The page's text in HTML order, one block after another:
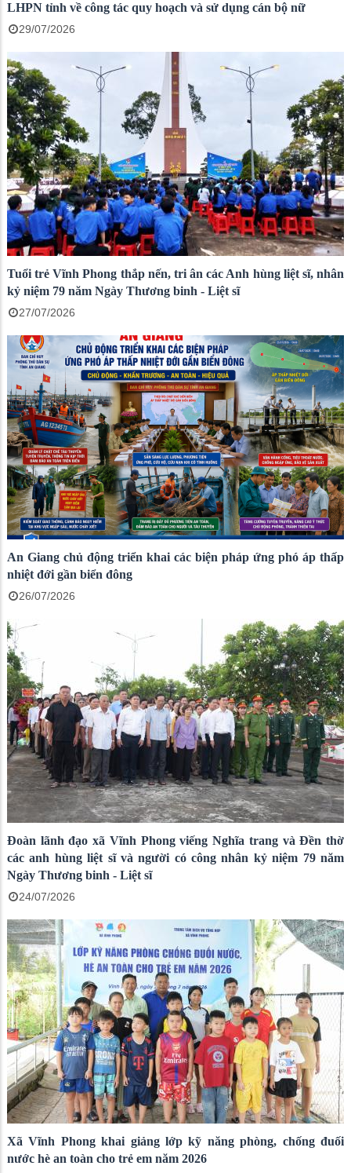
LHPN tỉnh về công tác quy hoạch và sử dụng cán bộ nữ
29/07/2026
Tuổi trẻ Vĩnh Phong thắp nến, tri ân các Anh hùng liệt sĩ, nhân
kỷ niệm 79 năm Ngày Thương binh - Liệt sĩ
27/07/2026
An Giang chủ động triển khai các biện pháp ứng phó áp thấp
nhiệt đới gần biển đông
26/07/2026
Đoàn lãnh đạo xã Vĩnh Phong viếng Nghĩa trang và Đền thờ
các anh hùng liệt sĩ và người có công nhân kỷ niệm 79 năm
Ngày Thương binh - Liệt sĩ
24/07/2026
Xã Vĩnh Phong khai giảng lớp kỹ năng phòng, chống đuối
nước hè an toàn cho trẻ em năm 2026